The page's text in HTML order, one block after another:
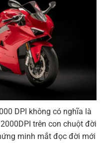
DPI không có nghĩa là
trên con chuột đời
minh mắt đọc đời mới